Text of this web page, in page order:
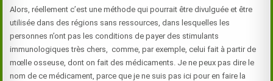
Alors, réellement c’est une méthode qui pourrait être divulguée et être
utilisée dans des régions sans ressources, dans lesquelles les
personnes n’ont pas les conditions de payer des stimulants
immunologiques très chers, comme, par exemple, celui fait à partir de
mœlle osseuse, dont on fait des médicaments. Je ne peux pas dire le
nom de ce médicament, parce que je ne suis pas ici pour en faire la